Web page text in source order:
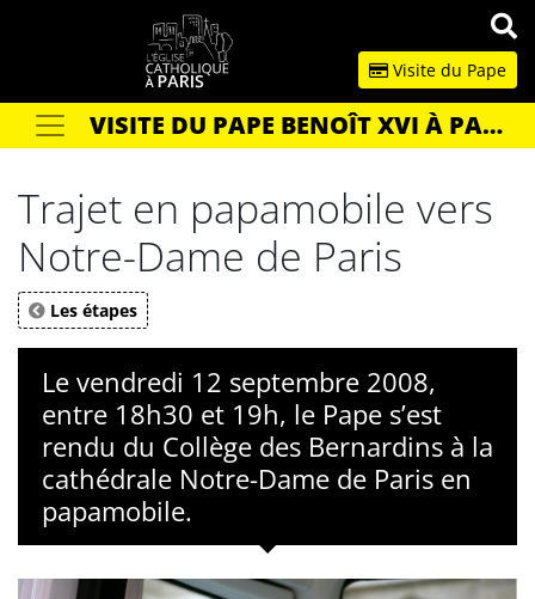
Visite du Pape
Votre recherche OKVISITE DU PAPE BENOÎT XVI À PARIS EN 2008
Trajet en papamobile vers
Notre-Dame de Paris
Les étapes
Le vendredi 12 septembre 2008,
entre 18h30 et 19h, le Pape s’est
rendu du Collège des Bernardins à la
cathédrale Notre-Dame de Paris en
papamobile.
Panneau de gestion des cookies